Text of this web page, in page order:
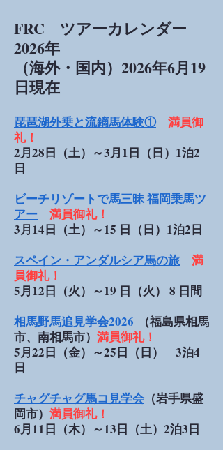
FRC ツアーカレンダー
2026年
（海外・国内）2026年6月19
日現在
琵琶湖外乗と流鏑馬体験①
満員御
礼！
2月28日（土）～3月1日（日）1泊2
日
ビーチリゾートで馬三昧 福岡乗馬ツ
アー
満員御礼！
3月14日（土）～15 日（日）1泊2日
スペイン・アンダルシア馬の旅​
満
員御礼！
5月12日（火）～19 日（火） 8 日間
相馬野馬追見学会2026
（福島県相馬
市、南相馬市） 満員御礼！
5月22日（金）～25日（日） 3泊4
日
チャグチャグ馬コ見学会 （岩手県盛
岡市） 満員御礼！
6月11日（木）～13日（土）2泊3日